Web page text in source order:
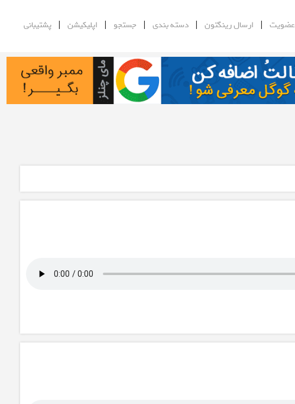
عضویت | ارسال رینگتون |دسته بندی | جستجو | اپلیکیشن |پشتیبانی